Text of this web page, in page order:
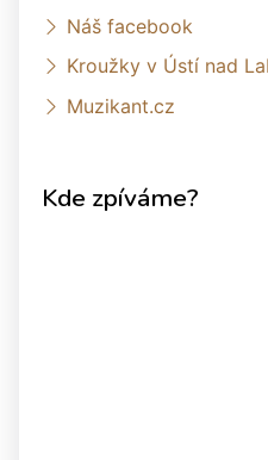
Náš facebook
Kroužky v Ústí nad
Muzikant.cz
Kde zpíváme?